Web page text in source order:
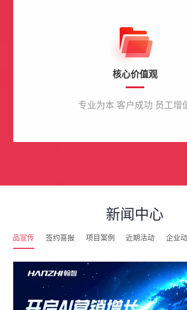
核心价值观
专业为本 客户成功 员工增
新闻中心
产品宣传 签约喜报 项目案例 近期活动 企业